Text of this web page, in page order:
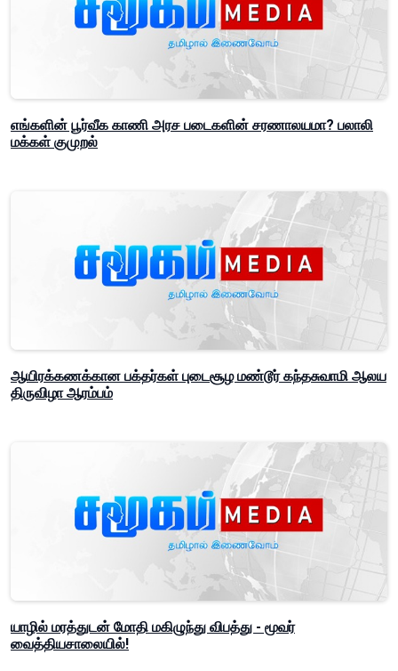
எங்களின் பூர்வீக காணி அரச படைகளின் சரணாலயமா? பலாலி
மக்கள் குமுறல்
ஆயிரக்கணக்கான பக்தர்கள் புடைசூழ மண்டூர் கந்தசுவாமி ஆலய
திருவிழா ஆரம்பம்
யாழில் மரத்துடன் மோதி மகிழுந்து விபத்து - மூவர்
வைத்தியசாலையில்!